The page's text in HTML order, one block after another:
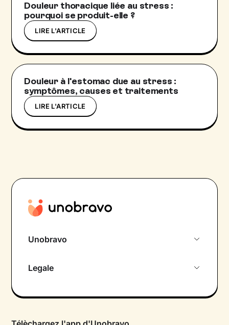
Douleur thoracique liée au stress :
pourquoi se produit-elle ?
LIRE L'ARTICLE
Douleur à l'estomac due au stress :
symptômes, causes et traitements
LIRE L'ARTICLE
Unobravo
Psychologue par chat
Legale